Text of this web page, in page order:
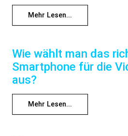
Mehr Lesen...
Wie wählt man das
Smartphone für die
aus?
Mehr Lesen...